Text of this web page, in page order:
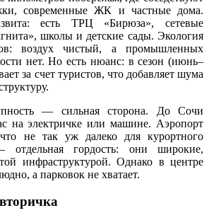
современные ЖК и частные дома.
есть ТРЦ «Бирюза», сетевые
школы и детские сады. Экология
воздух чистый, а промышленных
нет. Но есть нюанс: в сезон (июнь–
за счет туристов, что добавляет шума
— сильная сторона. До Сочи
на электричке или машине. Аэропорт
не так уж далеко для курортного
гордость: они широкие,
инфраструктурой. Однако в центре
а парковок не хватает.